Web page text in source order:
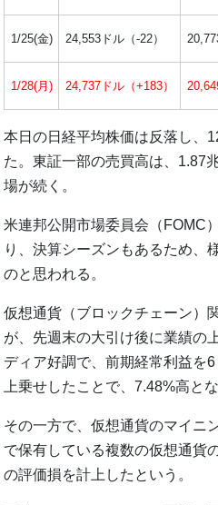
1/25(金) 24,553ドル（-22）
1/28(月) 24,737ドル（+183）
本日の日経平均株価は反落し、
た。東証一部の売買高は、1.87
場が続く。
米連邦公開市場委員会（FOMC
り、決算シーズンもあるため、
のと思われる。
仮想通貨（ブロックチェーン）
が、先週末の大引け後に業績の
ディア好調で、前期経常利益を
上乗せしたことで、7.48%高とな
その一方で、仮想通貨のマイニ
で保有している複数の仮想通貨
の評価損を計上したという。